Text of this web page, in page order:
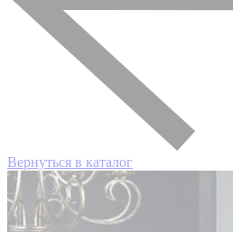
Вернуться в каталог